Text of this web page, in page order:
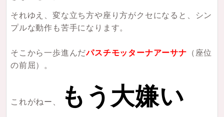
それゆえ、変な立ち方や座り方がクセになると、シン
プルな動作も苦手になります。
そこから一歩進んだパスチモッターナアーサナ （座位
の前屈）。
これがねー、
もう大嫌い